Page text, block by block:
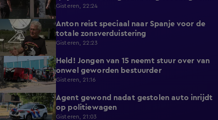
zicht op hulp
Gisteren, 22:24
1:42
Anton reist speciaal naar Spanje voor de
totale zonsverduistering
Gisteren, 22:23
0:30
Held! Jongen van 15 neemt stuur over van
onwel geworden bestuurder
Gisteren, 21:16
0:32
Agent gewond nadat gestolen auto inrijdt
op politiewagen
Gisteren, 21:03